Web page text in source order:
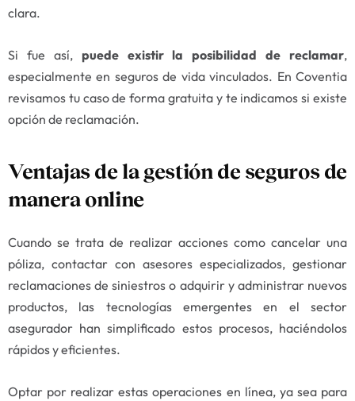
clara.
Si fue así, puede existir la posibilidad de reclamar,
especialmente en seguros de vida vinculados. En Coventia
revisamos tu caso de forma gratuita y te indicamos si existe
opción de reclamación.
Ventajas de la gestión de seguros de
manera online
Cuando se trata de realizar acciones como cancelar una
póliza, contactar con asesores especializados, gestionar
reclamaciones de siniestros o adquirir y administrar nuevos
productos, las tecnologías emergentes en el sector
asegurador han simplificado estos procesos, haciéndolos
rápidos y eficientes.
Optar por realizar estas operaciones en línea, ya sea para